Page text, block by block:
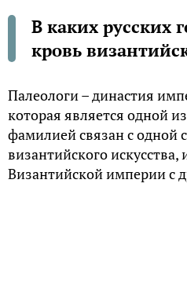
В каких русских
кровь
Палеологи – династия
которая является одной
фамилией связан с одной
византийского
Византийской империи с